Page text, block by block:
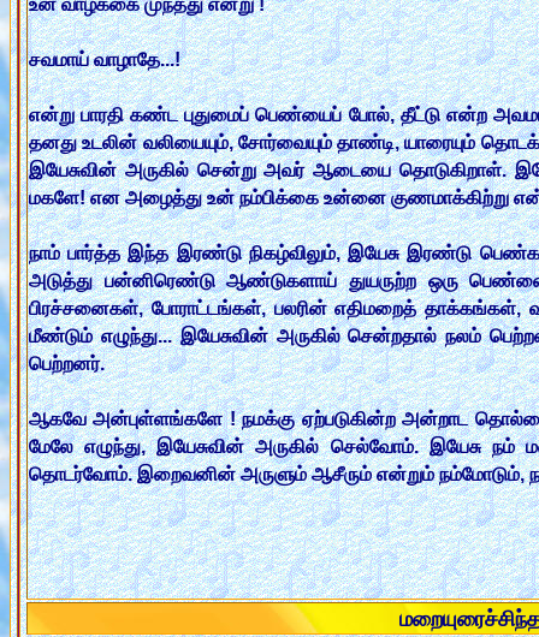
உன் வாழ்க்கை முந்தது என்று !
சவமாய் வாழாதே...!
என்று பாரதி கண்ட புதுமைப் பெண்யைப் போல், தீட்டு என்ற
தனது உடலின் வலியையும், சோர்வையும் தாண்டி, யாரையும்
இயேசுவின் அருகில் சென்று அவர் ஆடையை தொடுகிறாள்.
மகளே! என அழைத்து உன் நம்பிக்கை உன்னை குணமாக்கிற்று
நாம் பார்த்த இந்த இரண்டு நிகழ்விலும், இயேசு இரண்டு
அடுத்து பன்னிரெண்டு ஆண்டுகளாய் துயருற்ற ஒரு
பிரச்சனைகள், போராட்டங்கள், பலரின் எதிமறைத்
மீண்டும் எழுந்து... இயேசுவின் அருகில் சென்றதால் நலம்
பெற்றனர்.
ஆகவே அன்புள்ளங்களே ! நமக்கு ஏற்படுகின்ற அன்றாட
மேலே எழுந்து, இயேசுவின் அருகில் செல்வோம். இயேசு
தொடர்வோம். இறைவனின் அருளும் ஆசீரும் என்றும் நம்மோடும்,